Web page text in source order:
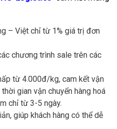
– Việt chỉ từ 1% giá trị đơn
chương trình sale trên các
từ 4.000đ/kg, cam kết vận
gian vận chuyển hàng hoá
chỉ từ 3-5 ngày.
giúp khách hàng có thể dễ